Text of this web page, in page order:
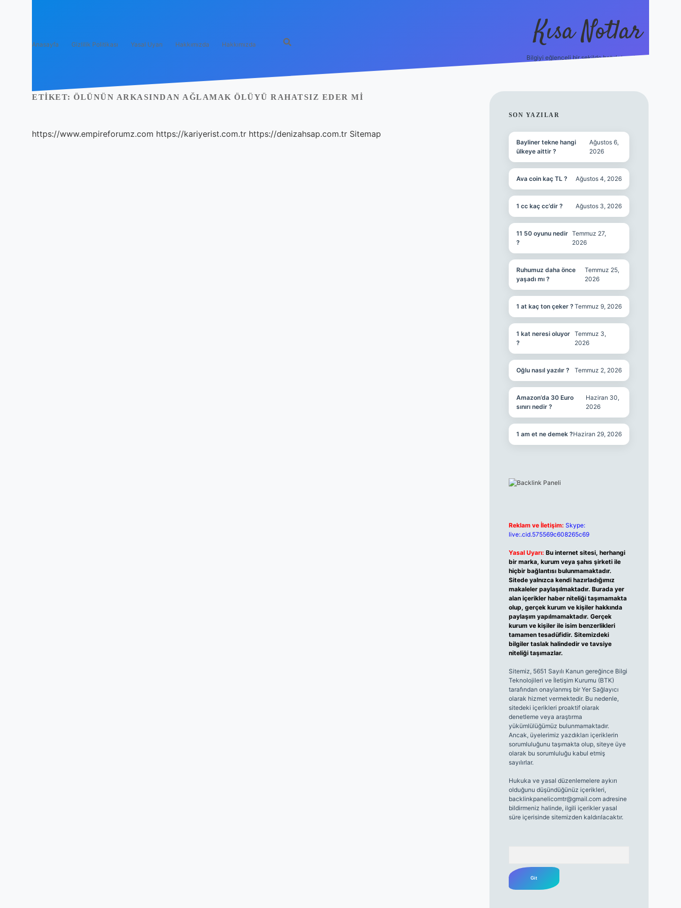
Anasayfa Gizlilik Politikası Yasal Uyarı Hakkımızda Hakkımızda Kısa Notlar
Bilgiyi eğlenceli bir şekilde hatırlatan durak.
ETIKET: ÖLÜNÜN ARKASINDAN AĞLAMAK ÖLÜYÜ RAHATSIZ EDER MI
https://www.empireforumz.com https://kariyerist.com.tr https://denizahsap.com.tr Sitemap
SIDEBAR
SON YAZILAR
Bayliner tekne hangi
ülkeye aittir ?
Ağustos 6,
2026
Ava coin kaç TL ? Ağustos 4, 2026
1 cc kaç cc’dir ? Ağustos 3, 2026
11 50 oyunu nedir
?
Temmuz 27,
2026
Ruhumuz daha önce
yaşadı mı ?
Temmuz 25,
2026
1 at kaç ton çeker ? Temmuz 9, 2026
1 kat neresi oluyor
?
Temmuz 3,
2026
Oğlu nasıl yazılır ? Temmuz 2, 2026
Amazon’da 30 Euro
sınırı nedir ?
Haziran 30,
2026
1 am et ne demek ?Haziran 29, 2026
Reklam ve İletişim: Skype:
live:.cid.575569c608265c69
Yasal Uyarı: Bu internet sitesi, herhangi
bir marka, kurum veya şahıs şirketi ile
hiçbir bağlantısı bulunmamaktadır.
Sitede yalnızca kendi hazırladığımız
makaleler paylaşılmaktadır. Burada yer
alan içerikler haber niteliği taşımamakta
olup, gerçek kurum ve kişiler hakkında
paylaşım yapılmamaktadır. Gerçek
kurum ve kişiler ile isim benzerlikleri
tamamen tesadüfidir. Sitemizdeki
bilgiler taslak halindedir ve tavsiye
niteliği taşımazlar.
Sitemiz, 5651 Sayılı Kanun gereğince Bilgi
Teknolojileri ve İletişim Kurumu (BTK)
tarafından onaylanmış bir Yer Sağlayıcı
olarak hizmet vermektedir. Bu nedenle,
sitedeki içerikleri proaktif olarak
denetleme veya araştırma
yükümlülüğümüz bulunmamaktadır.
Ancak, üyelerimiz yazdıkları içeriklerin
sorumluluğunu taşımakta olup, siteye üye
olarak bu sorumluluğu kabul etmiş
sayılırlar.
Hukuka ve yasal düzenlemelere aykırı
olduğunu düşündüğünüz içerikleri,
backlinkpanelicomtr@gmail.comadresine
bildirmeniz halinde, ilgili içerikler yasal
süre içerisinde sitemizden kaldırılacaktır.
elexbett.net